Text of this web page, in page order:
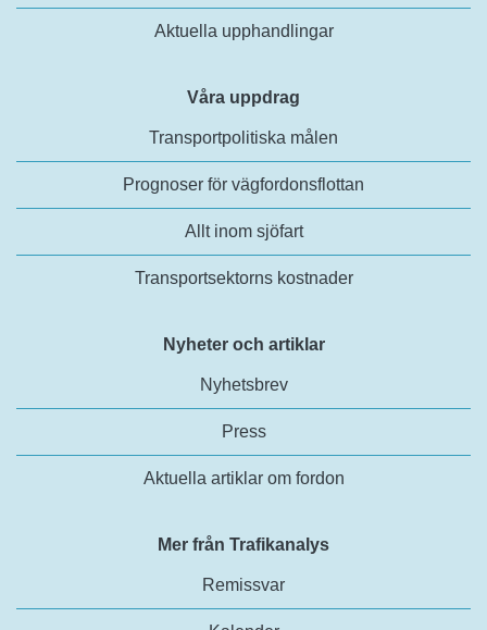
Aktuella upphandlingar
Våra uppdrag
Transportpolitiska målen
Prognoser för vägfordonsflottan
Allt inom sjöfart
Transportsektorns kostnader
Nyheter och artiklar
Nyhetsbrev
Press
Aktuella artiklar om fordon
Mer från Trafikanalys
Remissvar